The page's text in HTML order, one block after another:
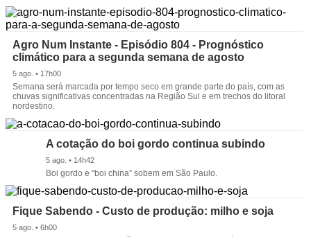
Agro Num Instante - Episódio 804 - Prognóstico
climático para a segunda semana de agosto
5 ago. • 17h00
Semana será marcada por tempo seco em grande parte do país, com as
chuvas significativas concentradas na Região Sul e em trechos do litoral
nordestino.
A cotação do boi gordo continua subindo
5 ago. • 14h42
Boi gordo e “boi china” sobem em São Paulo.
Fique Sabendo - Custo de produção: milho e soja
5 ago. • 6h00